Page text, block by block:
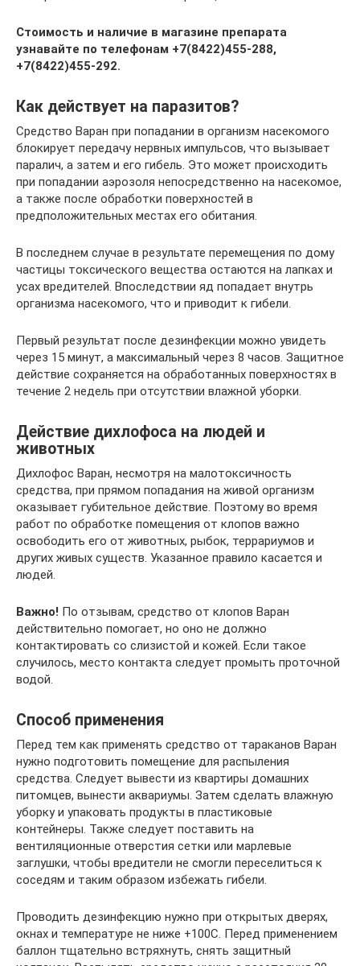
Стоимость и наличие в магазине препарата
узнавайте по телефонам +7(8422)455-288,
+7(8422)455-292.
Как действует на паразитов?
Средство Варан при попадании в организм насекомого
блокирует передачу нервных импульсов, что вызывает
паралич, а затем и его гибель. Это может происходить
при попадании аэрозоля непосредственно на насекомое,
а также после обработки поверхностей в
предположительных местах его обитания.
В последнем случае в результате перемещения по дому
частицы токсического вещества остаются на лапках и
усах вредителей. Впоследствии яд попадает внутрь
организма насекомого, что и приводит к гибели.
Первый результат после дезинфекции можно увидеть
через 15 минут, а максимальный через 8 часов. Защитное
действие сохраняется на обработанных поверхностях в
течение 2 недель при отсутствии влажной уборки.
Действие дихлофоса на людей и
животных
Дихлофос Варан, несмотря на малотоксичность
средства, при прямом попадания на живой организм
оказывает губительное действие. Поэтому во время
работ по обработке помещения от клопов важно
освободить его от животных, рыбок, террариумов и
других живых существ. Указанное правило касается и
людей.
Важно! По отзывам, средство от клопов Варан
действительно помогает, но оно не должно
контактировать со слизистой и кожей. Если такое
случилось, место контакта следует промыть проточной
водой.
Способ применения
Перед тем как применять средство от тараканов Варан
нужно подготовить помещение для распыления
средства. Следует вывести из квартиры домашних
питомцев, вынести аквариумы. Затем сделать влажную
уборку и упаковать продукты в пластиковые
контейнеры. Также следует поставить на
вентиляционные отверстия сетки или марлевые
заглушки, чтобы вредители не смогли переселиться к
соседям и таким образом избежать гибели.
Проводить дезинфекцию нужно при открытых дверях,
окнах и температуре не ниже +100С. Перед применением
баллон тщательно встряхнуть, снять защитный